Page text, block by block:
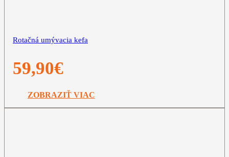
Rotačná umývacia kefa
59,90€
ZOBRAZIŤ VIAC